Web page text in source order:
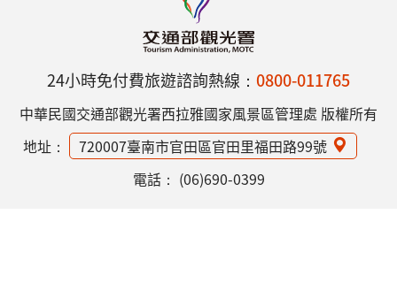
24小時免付費旅遊諮詢熱線： 0800-011765
中華民國交通部觀光署西拉雅國家風景區管理處 版權所有
地址：
720007臺南市官田區官田里福田路99號
電話： (06)690-0399